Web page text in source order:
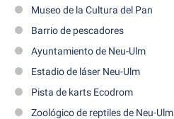
Museo de la Cultura del Pan
Barrio de pescadores
Ayuntamiento de Neu-Ulm
Estadio de láser Neu-Ulm
Pista de karts Ecodrom
Zoológico de reptiles de Neu-Ulm